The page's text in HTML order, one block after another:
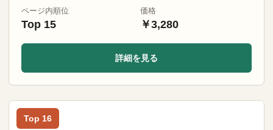
ページ内順位
Top 15
価格
￥3,280
詳細を見る
Top 16